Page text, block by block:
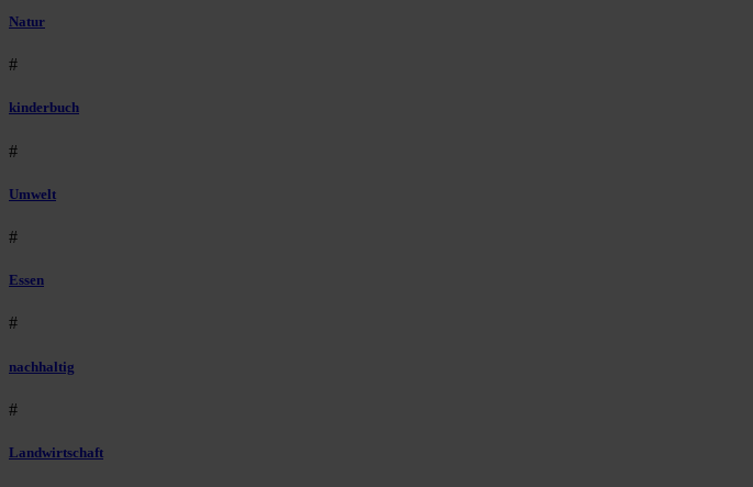
Natur
#
kinderbuch
#
Umwelt
#
Essen
#
nachhaltig
#
Landwirtschaft